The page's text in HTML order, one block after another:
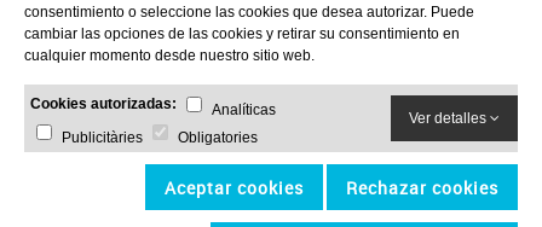
Créditos/Política de cookies
consentimiento o seleccione las cookies que desea autorizar. Puede
cambiar las opciones de las cookies y retirar su consentimiento en
cualquier momento desde nuestro sitio web.
Cookies autorizadas:
Analíticas
Publicitàries
Obligatories
Ver detalles
Aceptar cookies Rechazar cookies